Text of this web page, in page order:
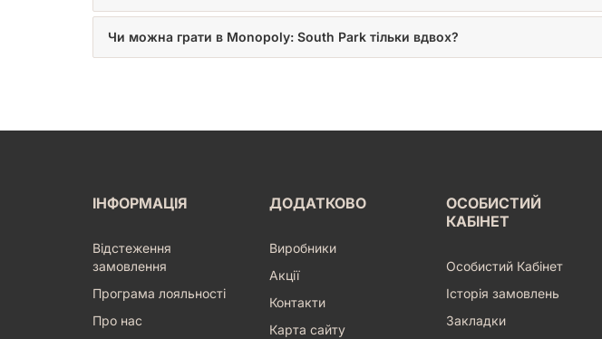
Чи можна грати в Monopoly: South Park тільки вдвох?
ІНФОРМАЦІЯ
Відстеження
замовлення
Програма лояльності
Про нас
ДОДАТКОВО
Виробники
Акції
Контакти
Карта сайту
ОСОБИСТИЙ
КАБІНЕТ
Особистий Кабінет
Історія замовлень
Закладки